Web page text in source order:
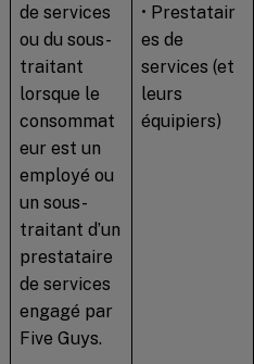
de services
ou du sous-
traitant
lorsque le
consommat
eur est un
employé ou
un sous-
traitant d’un
prestataire
de services
engagé par
Five Guys.
• Prestatair
es de
services (et
leurs
équipiers)